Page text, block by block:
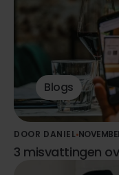
Blogs
DOOR DANIEL
3 misvattingen